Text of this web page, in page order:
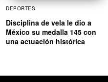
DEPORTES
Disciplina de vela le dio a
México su medalla 145 con
una actuación histórica